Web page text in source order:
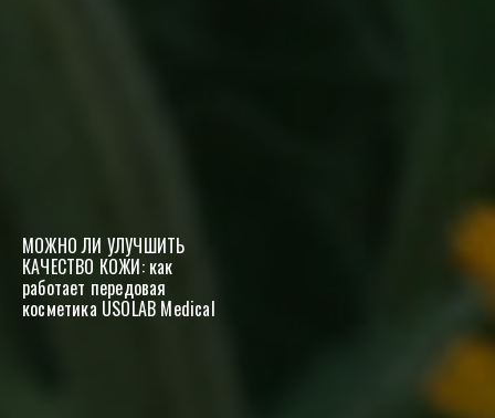
МОЖНО ЛИ УЛУЧШИТЬ
КАЧЕСТВО КОЖИ: как
работает передовая
косметика USOLAB Medical